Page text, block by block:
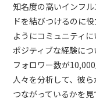
知名度の高いインフ
ドを結びつけるのに
ようにコミュニティ
ポジティブな経験につ
フォロワー数が
人々を分析して、彼
つながっているかを見